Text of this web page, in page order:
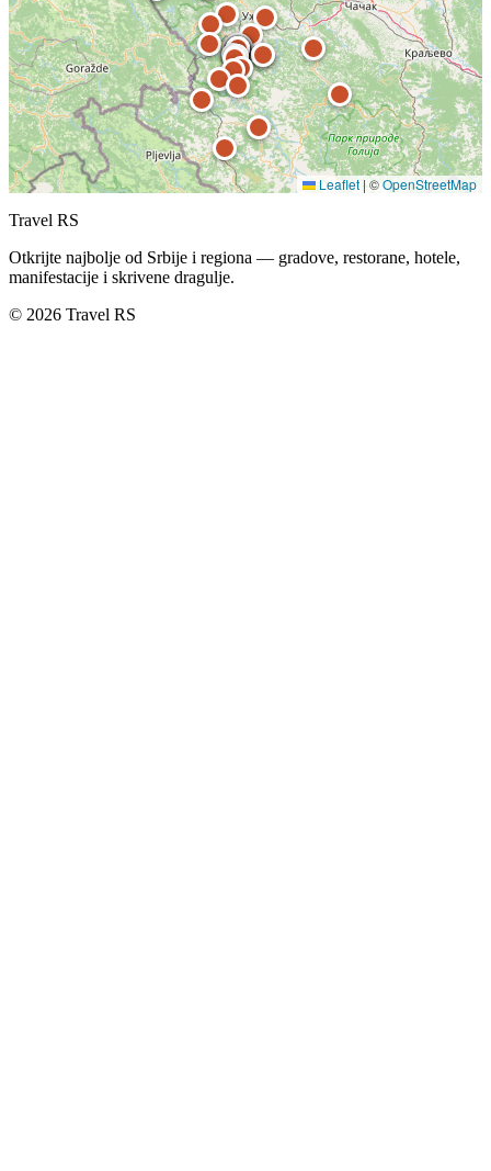
Leaflet | ©OpenStreetMap
Travel RS
Otkrijte najbolje od Srbije i regiona — gradove, restorane, hotele,
manifestacije i skrivene dragulje.
© 2026 Travel RS